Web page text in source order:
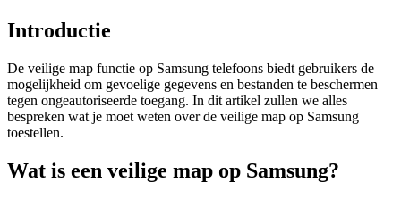
Introductie
De veilige map functie op Samsung telefoons biedt gebruikers de
mogelijkheid om gevoelige gegevens en bestanden te beschermen
tegen ongeautoriseerde toegang. In dit artikel zullen we alles
bespreken wat je moet weten over de veilige map op Samsung
toestellen.
Wat is een veilige map op Samsung?